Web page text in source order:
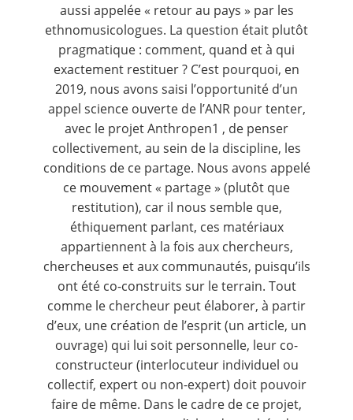
aussi appelée « retour au pays » par les
ethnomusicologues. La question était plutôt
pragmatique : comment, quand et à qui
exactement restituer ? C’est pourquoi, en
2019, nous avons saisi l’opportunité d’un
appel science ouverte de l’ANR pour tenter,
avec le projet Anthropen1 , de penser
collectivement, au sein de la discipline, les
conditions de ce partage. Nous avons appelé
ce mouvement « partage » (plutôt que
restitution), car il nous semble que,
éthiquement parlant, ces matériaux
appartiennent à la fois aux chercheurs,
chercheuses et aux communautés, puisqu’ils
ont été co-construits sur le terrain. Tout
comme le chercheur peut élaborer, à partir
d’eux, une création de l’esprit (un article, un
ouvrage) qui lui soit personnelle, leur co-
constructeur (interlocuteur individuel ou
collectif, expert ou non-expert) doit pouvoir
faire de même. Dans le cadre de ce projet,